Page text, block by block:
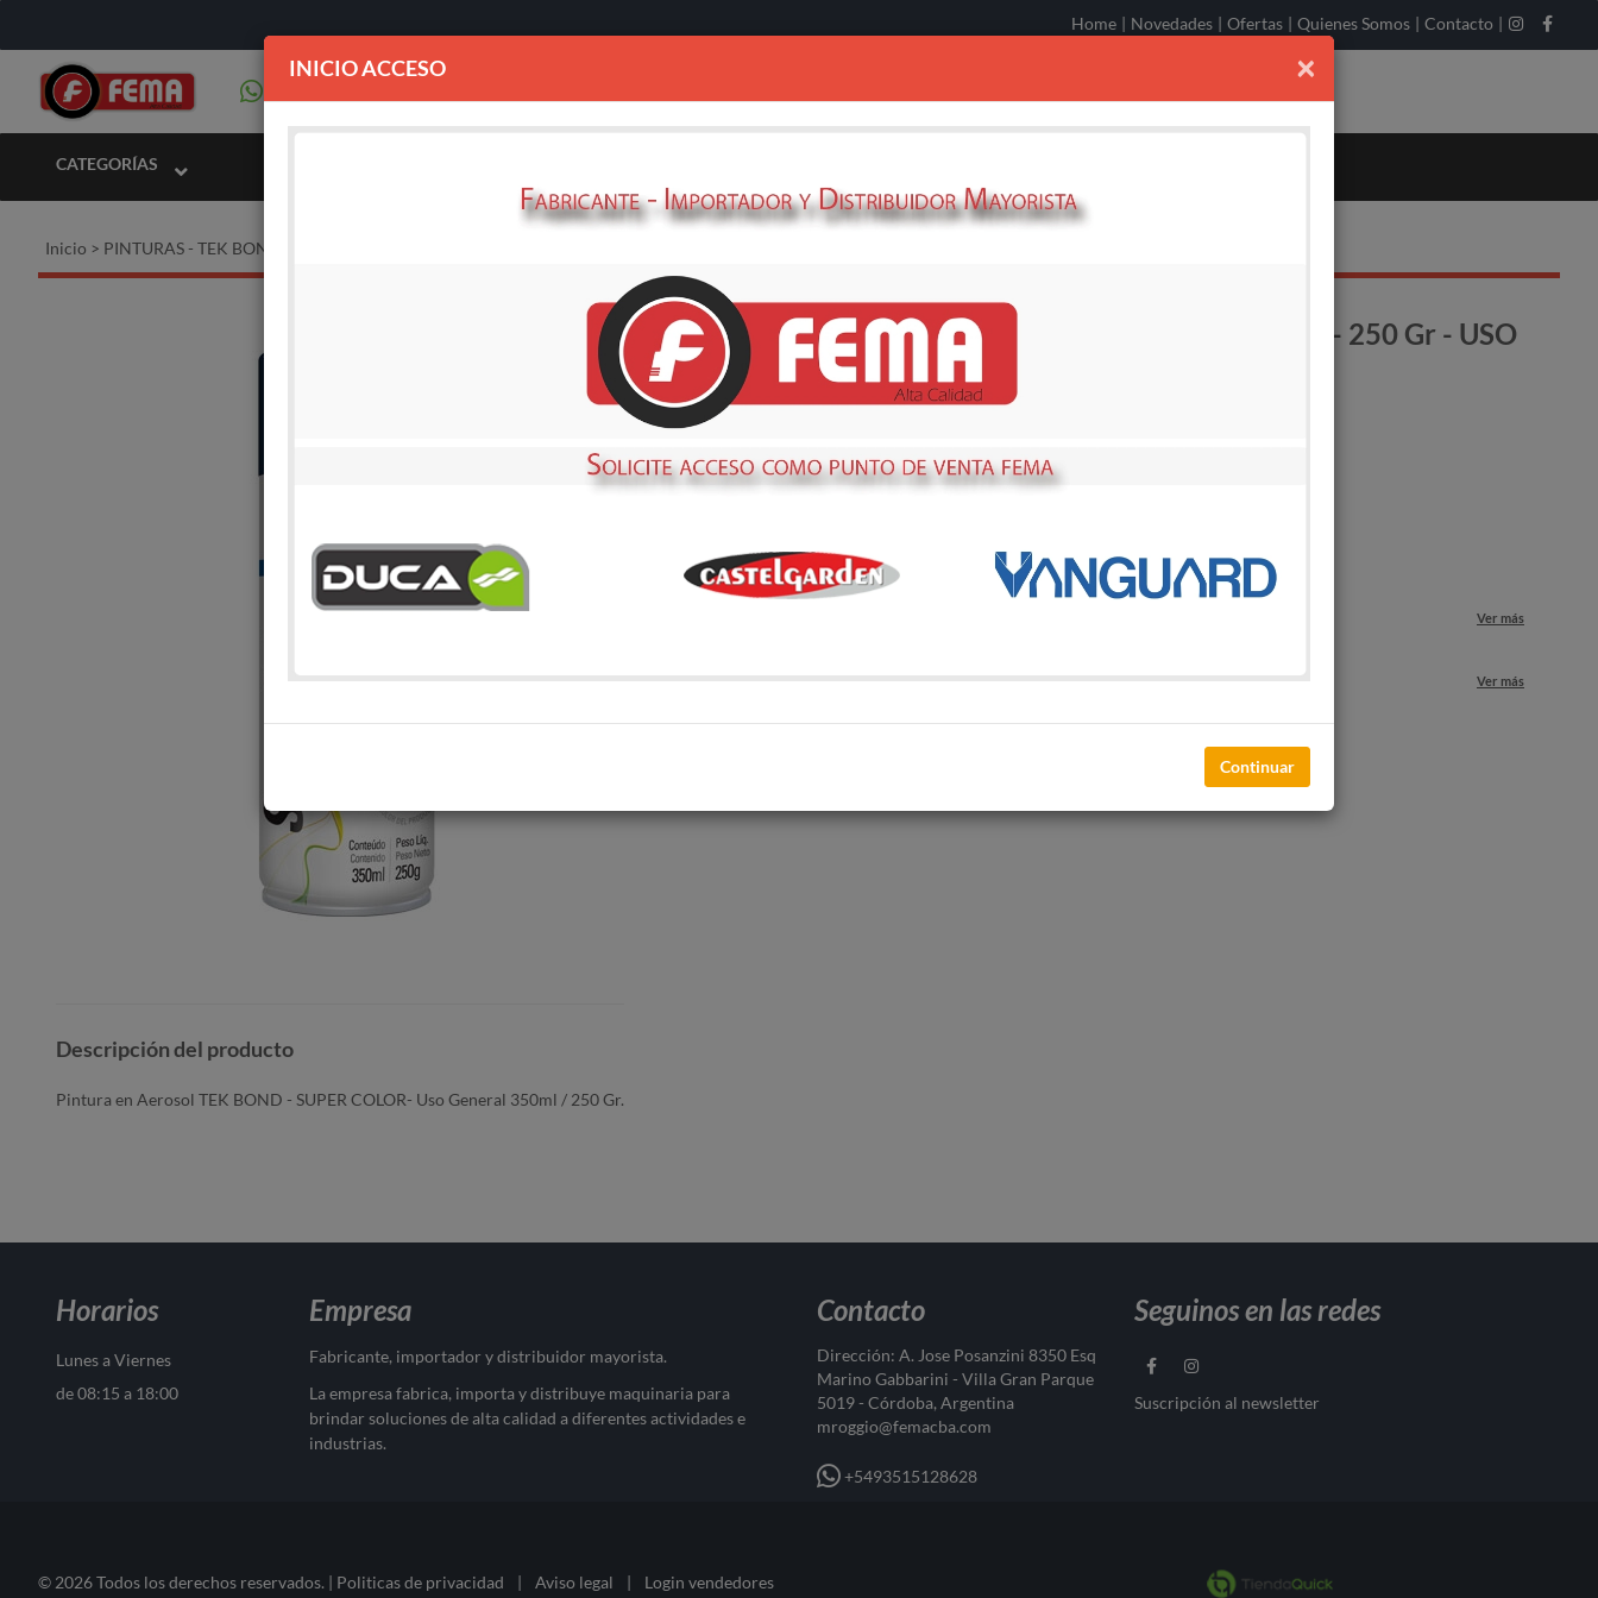
Home | Novedades | Ofertas | Quienes Somos | Contacto |
CATEGORÍAS
Inicio > PINTURAS - TEK BOND
PINTURA AEROSOL - AZUL OSCURO - 250 Gr - USO
GRAL
327125
Métodos de envío y retiro
Transporte Habitual
Ver más
Ver más
Descripción del producto
Pintura en Aerosol TEK BOND - SUPER COLOR- Uso General 350ml / 250 Gr.
Horarios
Lunes a Viernes
de 08:15 a 18:00
Empresa
Fabricante, importador y distribuidor mayorista.
La empresa fabrica, importa y distribuye maquinaria para
brindar soluciones de alta calidad a diferentes actividades e
industrias.
Contacto
Dirección: A. Jose Posanzini 8350 Esq
Marino Gabbarini - Villa Gran Parque
5019 - Córdoba, Argentina
mroggio@femacba.com
+5493515128628
Seguinos en las redes
Suscripción al newsletter
© 2026 Todos los derechos reservados. | Politicas de privacidad | Aviso legal | Login vendedores
×
INICIO ACCESO
Continuar